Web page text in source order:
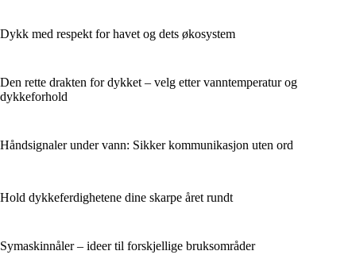
Dykk med respekt for havet og dets økosystem
Den rette drakten for dykket – velg etter vanntemperatur og
dykkeforhold
Håndsignaler under vann: Sikker kommunikasjon uten ord
Hold dykkeferdighetene dine skarpe året rundt
Symaskinnåler – ideer til forskjellige bruksområder